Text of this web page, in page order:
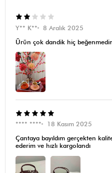
Y** K**
8 Aralık 2025
Ürün çok dandik hiç
**** ****
18 Kasım 2025
Çantaya bayıldım gerçekten
ederim ve hızlı kargolandı